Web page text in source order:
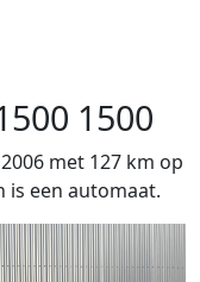
1500
met 127 km op
is een automaat.